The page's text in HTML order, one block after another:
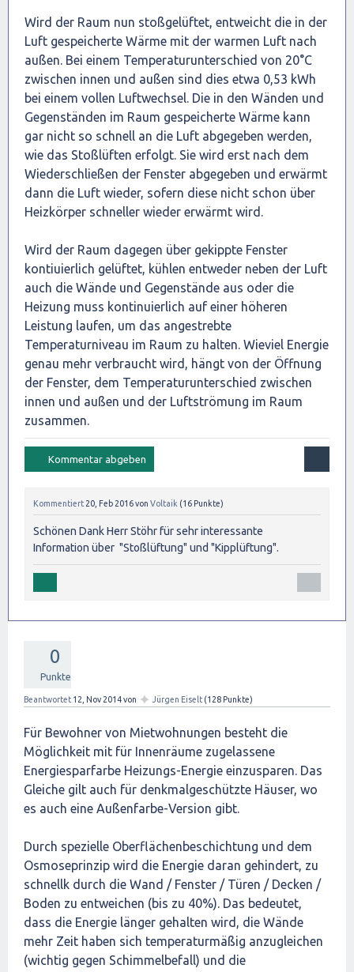
Wird der Raum nun stoßgelüftet, entweicht die in der
Luft gespeicherte Wärme mit der warmen Luft nach
außen. Bei einem Temperaturunterschied von 20°C
zwischen innen und außen sind dies etwa 0,53 kWh
bei einem vollen Luftwechsel. Die in den Wänden und
Gegenständen im Raum gespeicherte Wärme kann
gar nicht so schnell an die Luft abgegeben werden,
wie das Stoßlüften erfolgt. Sie wird erst nach dem
Wiederschließen der Fenster abgegeben und erwärmt
dann die Luft wieder, sofern diese nicht schon über
Heizkörper schneller wieder erwärmt wird.
Wird der Raum dagegen über gekippte Fenster
kontiuierlich gelüftet, kühlen entweder neben der Luft
auch die Wände und Gegenstände aus oder die
Heizung muss kontinuierlich auf einer höheren
Leistung laufen, um das angestrebte
Temperaturniveau im Raum zu halten. Wieviel Energie
genau mehr verbraucht wird, hängt von der Öffnung
der Fenster, dem Temperaturunterschied zwischen
innen und außen und der Luftströmung im Raum
zusammen.
Kommentiert 20, Feb 2016von Voltaik (16 Punkte)
Schönen Dank Herr Stöhr für sehr interessante
Information über "Stoßlüftung" und "Kipplüftung".
0
Punkte
Beantwortet 12, Nov 2014von ✦ Jürgen Eiselt (128 Punkte)
Für Bewohner von Mietwohnungen besteht die
Möglichkeit mit für Innenräume zugelassene
Energiesparfarbe Heizungs-Energie einzusparen. Das
Gleiche gilt auch für denkmalgeschützte Häuser, wo
es auch eine Außenfarbe-Version gibt.
Durch spezielle Oberflächenbeschichtung und dem
Osmoseprinzip wird die Energie daran gehindert, zu
schnellk durch die Wand / Fenster / Türen / Decken /
Boden zu entweichen (bis zu 40%). Das bedeutet,
dass die Energie länger gehalten wird, die Wände
mehr Zeit haben sich temperaturmäßig anzugleichen
(wichtig gegen Schimmelbefall) und die